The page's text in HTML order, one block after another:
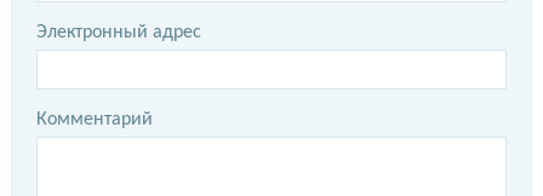
Электронный адрес
Комментарий